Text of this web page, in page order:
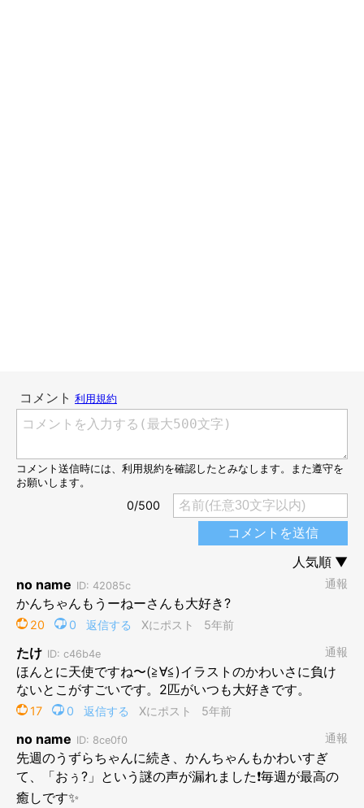
ビックリすると、しばらくオドオドしてしまうのは今も変わりま
せん。
天真爛漫な性格も変わらず見た目だけ立派に育ちました(笑)それ